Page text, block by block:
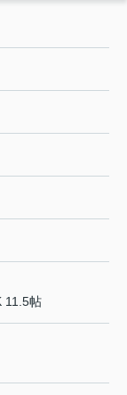
11.5帖